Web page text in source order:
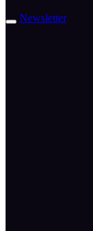
Newsletter